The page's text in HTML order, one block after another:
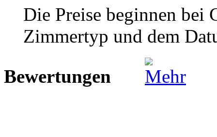
Die Preise beginnen bei
Zimmertyp und dem
Bewertungen